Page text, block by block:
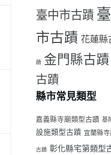
臺中市古蹟
市古蹟 花蓮縣
蹟 金門縣古蹟
古蹟
縣市常見類型
嘉義縣寺廟類型古蹟 基
設施類型古蹟 宜蘭縣
古蹟 彰化縣宅第類型